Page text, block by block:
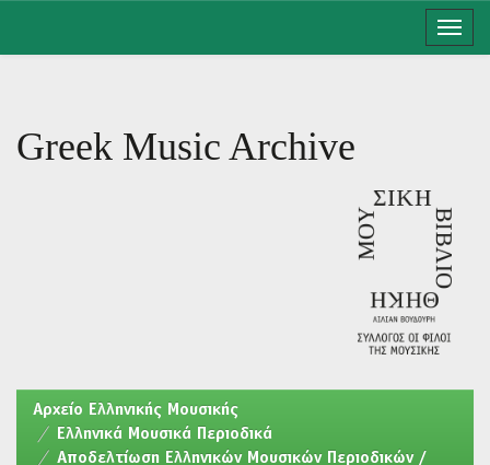
Greek Music Archive
Aρχείο Ελληνικής Μουσικής
Ελληνικά Μουσικά Περιοδικά
Αποδελτίωση Ελληνικών Μουσικών Περιοδικών /